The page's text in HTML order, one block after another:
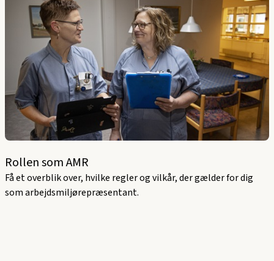
Rollen som AMR
Få et overblik over, hvilke regler og vilkår, der gælder for dig
som arbejdsmiljørepræsentant.